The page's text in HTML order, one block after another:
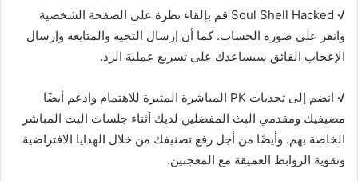
√
Soul Shell Hacked قم بإلقاء نظرة على الصفحة الشخصية
وانقر على صورة الحساب. كما أن إرسال التحية والمتابعة وإرسال
الإعجاب الفائق سيساعدك على تسريع عملية الرد.
√
انضم إلى تحديات PK المباشرة المثيرة للاهتمام وادعم أيضًا
مضيفيك ومقدمي البث المفضلين لديك أثناء جلسات البث المباشر
الخاصة بهم. وأيضًا من أجل رفع تصنيفك من خلال الهدايا الافتراضية
وتقوية الروابط العميقة مع المعجبين.